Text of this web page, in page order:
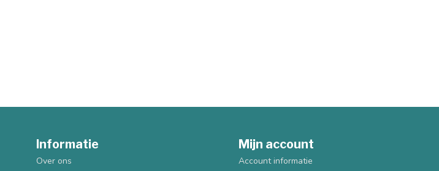
Informatie
Over ons
Mijn account
Account informatie